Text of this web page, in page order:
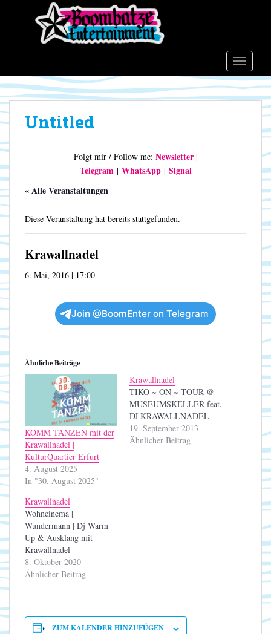
o
m
a
c
t
e
n
Untitled
Folgt mir / Follow me: Newsletter|
Telegram| WhatsApp| Signal
« Alle Veranstaltungen
Diese Veranstaltung hat bereits stattgefunden.
Krawallnadel
6. Mai, 2016 | 17:00
Join @BoomEnter on Telegram
Ähnliche Beiträge
KOMM TANZEN mit der
Krawallnadel |
KulturQuartier Erfurt
4. August 2025
In "30. August 2025"
Krawallnadel
TIKO ~ ON ~ TOUR @
MUSEUMSKELLER feat.
DJ KRAWALLNADEL
19. September 2013
Ähnlicher Beitrag
Krawallnadel
Wohncinema |
Wundermann | Dj Warm
Up & Ausklang mit
Krawallnadel
8. Oktober 2020
Ähnlicher Beitrag
ZUM KALENDER HINZUFÜGEN